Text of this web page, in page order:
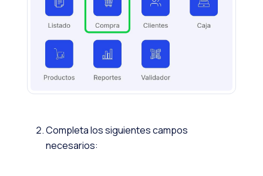
Completa los siguientes campos
necesarios: